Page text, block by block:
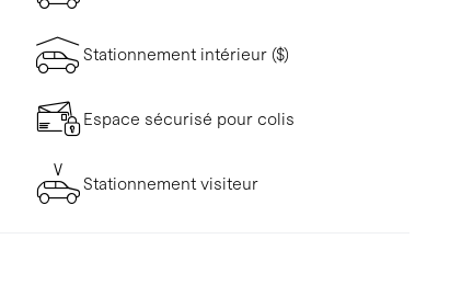
Stationnement intérieur ($)
Espace sécurisé pour colis
Stationnement visiteur